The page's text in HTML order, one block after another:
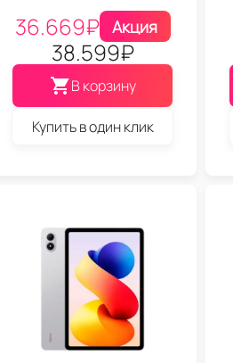
36.669₽ Акция
38.599₽
В корзину
Купить в один клик